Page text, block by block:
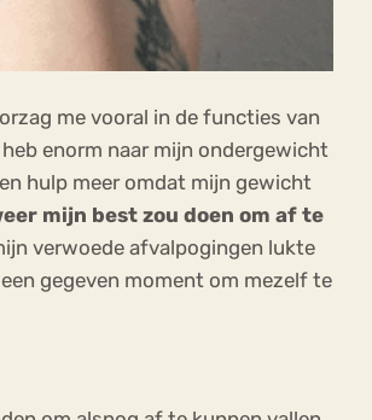
me vooral in de functies van
enorm naar mijn ondergewicht
hulp meer omdat mijn gewicht
mijn best zou doen om af te
verwoede afvalpogingen lukte
gegeven moment om mezelf te